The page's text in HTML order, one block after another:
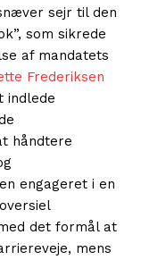
sejr til den
som sikrede
af mandatets
Frederiksen
indlede
håndtere
engageret i en
det formål at
mens